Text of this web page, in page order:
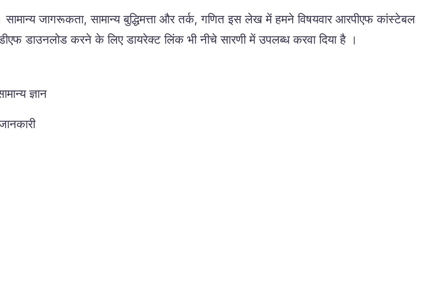
जागरूकता, सामान्य बुद्धिमत्ता और तर्क, गणित इस लेख में हमने विषयवार आरपीएफ कांस्टेबल
डाउनलोड करने के लिए डायरेक्ट लिंक भी नीचे सारणी में उपलब्ध करवा दिया है ।
ज्ञान